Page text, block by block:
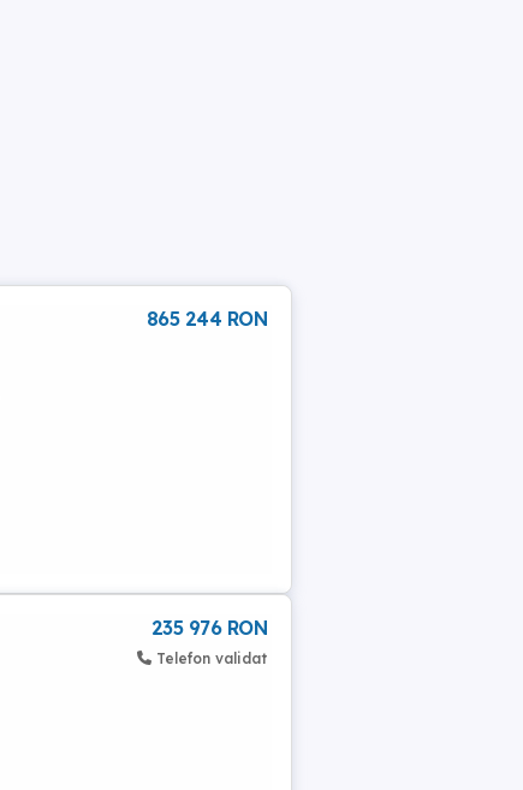
865 244 RON
235 976 RON
Telefon validat